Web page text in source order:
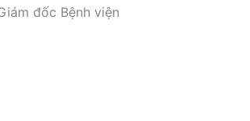
đốc Bệnh viện